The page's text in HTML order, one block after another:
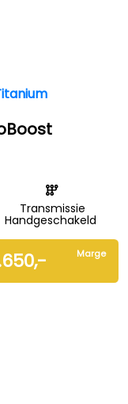
Transmissie
Handgeschakeld
Marge